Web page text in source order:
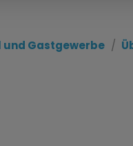
und Gastgewerbe